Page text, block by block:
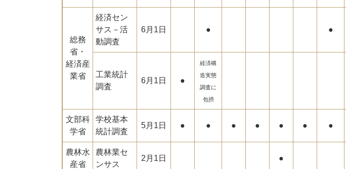
総務
省・
経済産
業省
経済セン
サス－活
動調査
6月1日 ● ●
工業統計
調査
6月1日 ●
経済構
造実態
調査に
包摂
文部科
学省
学校基本
統計調査
5月1日 ● ● ● ● ● ● ●
農林水
産省
農林業セ
ンサス
2月1日 ●